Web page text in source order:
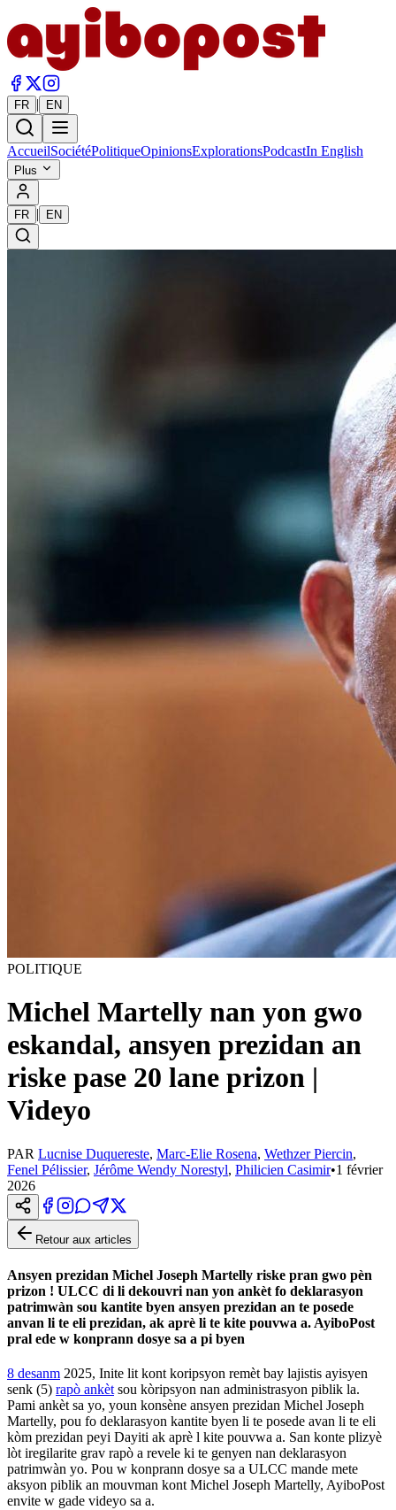
FR | EN
AccueilSociétéPolitiqueOpinionsExplorationsPodcastIn English
Plus
FR | EN
POLITIQUE
Michel Martelly nan yon gwo
eskandal, ansyen prezidan an
riske pase 20 lane prizon |
Videyo
PAR Lucnise Duquereste, Marc-Elie Rosena, Wethzer Piercin,
Fenel Pélissier, Jérôme Wendy Norestyl, Philicien Casimir•1 février
2026
Retour aux articles
Ansyen prezidan Michel Joseph Martelly riske pran gwo pèn
prizon ! ULCC di li dekouvri nan yon ankèt fo deklarasyon
patrimwàn sou kantite byen ansyen prezidan an te posede
anvan li te eli prezidan, ak aprè li te kite pouvwa a. AyiboPost
pral ede w konprann dosye sa a pi byen
8 desanm 2025, Inite lit kont koripsyon remèt bay lajistis ayisyen
senk (5) rapò ankètsou kòripsyon nan administrasyon piblik la.
Pami ankèt sa yo, youn konsène ansyen prezidan Michel Joseph
Martelly, pou fo deklarasyon kantite byen li te posede avan li te eli
kòm prezidan peyi Dayiti ak aprè l kite pouvwa a. San konte plizyè
lòt iregilarite grav rapò a revele ki te genyen nan deklarasyon
patrimwàn yo. Pou w konprann dosye sa a ULCC mande mete
aksyon piblik an mouvman kont Michel Joseph Martelly, AyiboPost
envite w gade videyo sa a.